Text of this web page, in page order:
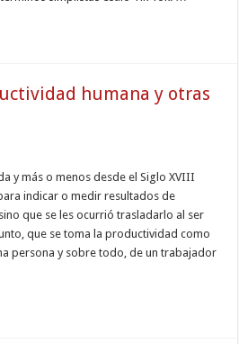
humana y otras
y más o menos desde el Siglo XVIII
indicar o medir resultados de
que se les ocurrió trasladarlo al ser
que se toma la productividad como
persona y sobre todo, de un trabajador